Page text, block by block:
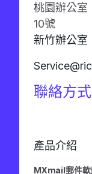
桃園辦公室
10號
新竹辦公室
聯絡方式
產品介紹
MXmail郵件